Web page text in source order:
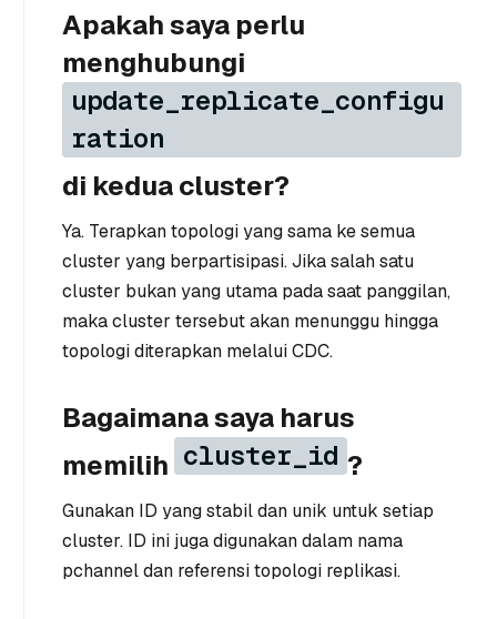
Apakah saya perlu
menghubungi
update_replicate_configu
ration
di kedua cluster?
Ya. Terapkan topologi yang sama ke semua
cluster yang berpartisipasi. Jika salah satu
cluster bukan yang utama pada saat panggilan,
maka cluster tersebut akan menunggu hingga
topologi diterapkan melalui CDC.
Bagaimana saya harus
memilih cluster_id ?
Gunakan ID yang stabil dan unik untuk setiap
cluster. ID ini juga digunakan dalam nama
pchannel dan referensi topologi replikasi.